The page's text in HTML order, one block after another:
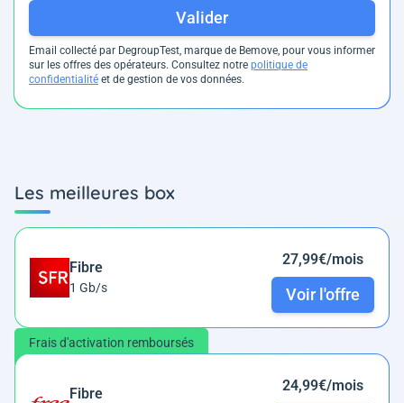
Valider
Email collecté par DegroupTest, marque de Bemove, pour vous informer
sur les offres des opérateurs. Consultez notre politique de
confidentialité et de gestion de vos données.
Les meilleures box
Fibre
1 Gb/s
27,99€/mois
Voir l'offre
Frais d'activation remboursés
Fibre 24,99€/mois